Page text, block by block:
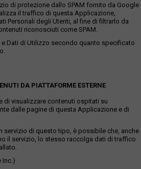
di protezione dallo SPAM fornito da Google
il traffico di questa Applicazione,
Personali degli Utenti, al fine di filtrarlo da
riconosciuti come SPAM.
e Dati di Utilizzo secondo quanto specificato
DA PIATTAFORME ESTERNE
di visualizzare contenuti ospitati su
dalle pagine di questa Applicazione e di
servizio di questo tipo, è possibile che, anche
il servizio, lo stesso raccolga dati di traffico
Inc.)